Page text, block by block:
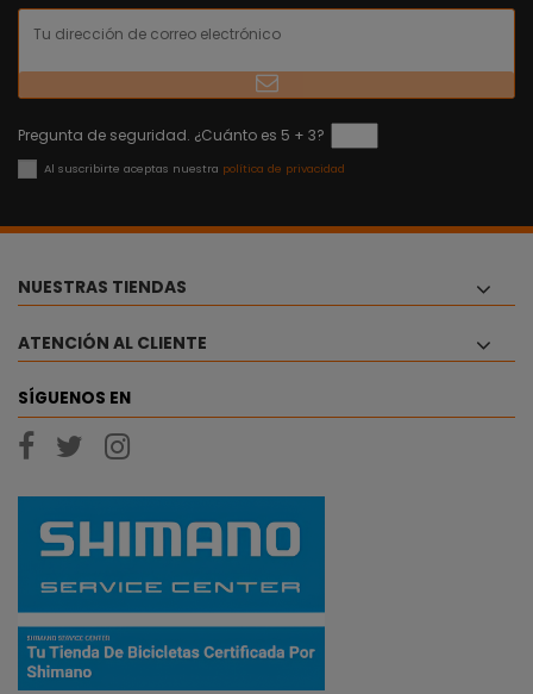
Pregunta de seguridad. ¿Cuánto es 5 + 3?
Al suscribirte aceptas nuestra política de privacidad
NUESTRAS TIENDAS
ATENCIÓN AL CLIENTE
SÍGUENOS EN